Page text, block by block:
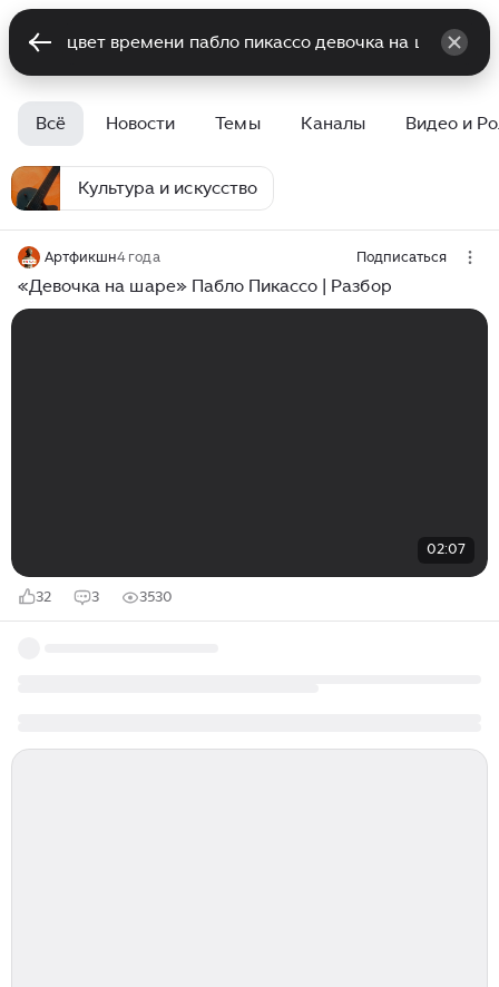
Всё Новости Темы Каналы Видео и
Культура и искусство
Артфикшн4 года Подписаться
«Девочка на шаре» Пабло Пикассо | Разбор
02:07
32 3 3530